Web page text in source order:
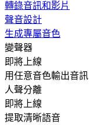
轉錄音訊和影片
聲音設計
生成專屬音色
變聲器
即將上線
用任意音色輸出音訊
人聲分離
即將上線
提取清晰語音